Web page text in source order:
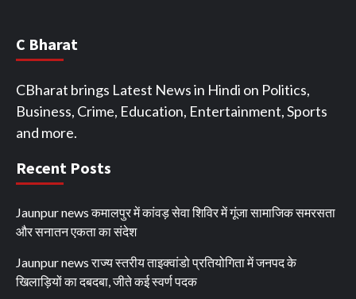
C Bharat
CBharat brings Latest News in Hindi on Politics,
Business, Crime, Education, Entertainment, Sports
and more.
Recent Posts
Jaunpur news कमालपुर में कांवड़ सेवा शिविर में गूंजा सामाजिक समरसता
और सनातन एकता का संदेश
Jaunpur news ​राज्य स्तरीय ताइक्वांडो प्रतियोगिता में जनपद के
खिलाड़ियों का दबदबा, जीते कई स्वर्ण पदक